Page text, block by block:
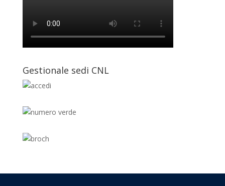
Gestionale sedi CNL